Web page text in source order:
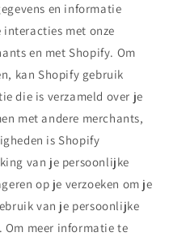
en informatie
met onze
en met Shopify. Om
kan Shopify gebruik
die is verzameld over je
met andere merchants,
is Shopify
van je persoonlijke
op je verzoeken om je
van je persoonlijke
Om meer informatie te